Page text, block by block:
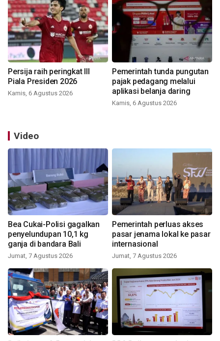
Persija raih peringkat III
Piala Presiden 2026
Kamis, 6 Agustus 2026
Pemerintah tunda pungutan
pajak pedagang melalui
aplikasi belanja daring
Kamis, 6 Agustus 2026
Video
Bea Cukai-Polisi gagalkan
penyelundupan 10,1 kg
ganja di bandara Bali
Jumat, 7 Agustus 2026
Pemerintah perluas akses
pasar jenama lokal ke pasar
internasional
Jumat, 7 Agustus 2026